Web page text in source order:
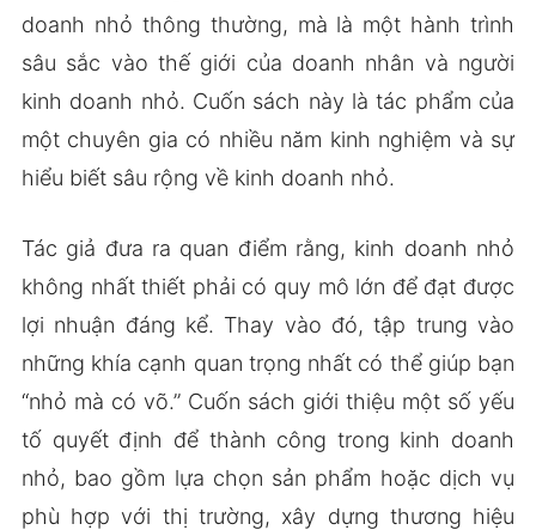
doanh nhỏ thông thường, mà là một hành trình
sâu sắc vào thế giới của doanh nhân và người
kinh doanh nhỏ. Cuốn sách này là tác phẩm của
một chuyên gia có nhiều năm kinh nghiệm và sự
hiểu biết sâu rộng về kinh doanh nhỏ.
Tác giả đưa ra quan điểm rằng, kinh doanh nhỏ
không nhất thiết phải có quy mô lớn để đạt được
lợi nhuận đáng kể. Thay vào đó, tập trung vào
những khía cạnh quan trọng nhất có thể giúp bạn
“nhỏ mà có võ.” Cuốn sách giới thiệu một số yếu
tố quyết định để thành công trong kinh doanh
nhỏ, bao gồm lựa chọn sản phẩm hoặc dịch vụ
phù hợp với thị trường, xây dựng thương hiệu